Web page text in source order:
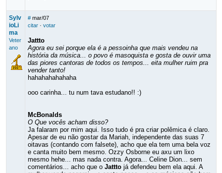
Sylv
ioLi
ma
Veter
ano
# mar/07
citar· votar
Jattto
Agora eu sei porque ela é a pessoinha que mais vendeu na
história da música... o povo é masoquista e gosta de ouvir uma
das piores cantoras de todos os tempos... eita mulher ruim pra
vender tanto!
hahahahahahaha
ooo carinha... tu num tava estudano!! :)
McBonalds
O Que vocês acham disso?
Ja falaram por mim aqui. Isso tudo é pra criar polêmica é claro.
Apesar de eu não gostar da Mariah, independente das suas 7
oitavas (contando com falsete), acho que ela tem uma bela voz
e canta muito bem mesmo. Ozzy Osborne eu axu um lixo
mesmo hehe... mas nada contra. Agora... Celine Dion... sem
comentários... acho que o Jatttojá defendeu bem ela aqui. A